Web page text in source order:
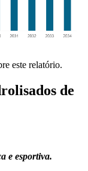
este relatório.
​​de
e esportiva.